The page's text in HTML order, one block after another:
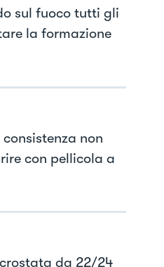
sul fuoco tutti gli
la formazione
non
con pellicola a
da 22/24